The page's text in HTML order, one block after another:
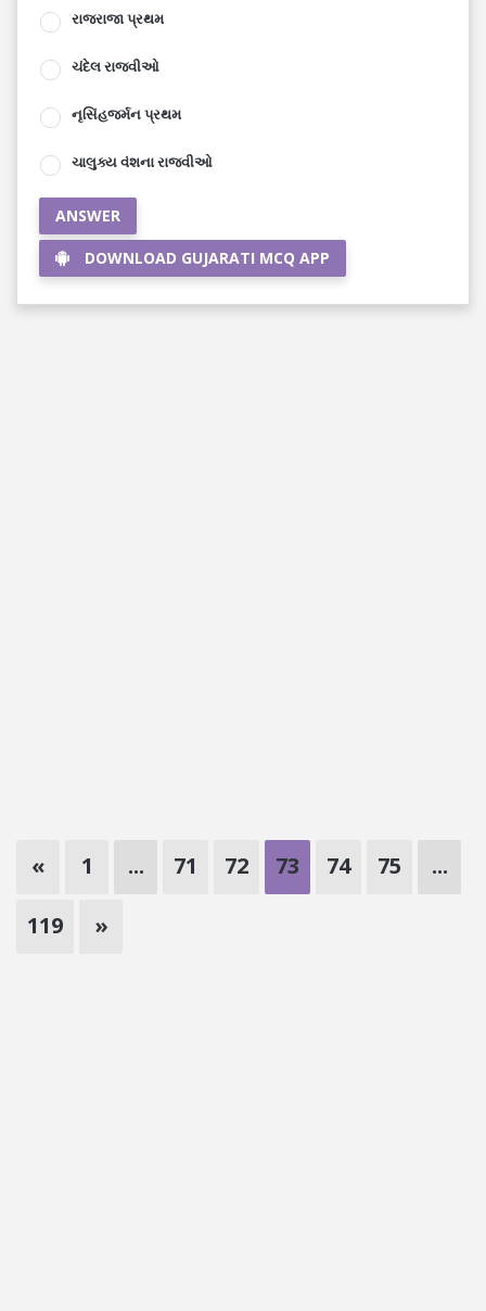
રાજરાજા પ્રથમ
ચંદેલ રાજવીઓ
નૃસિંહજર્મન પ્રથમ
ચાલુક્ય વંશના રાજવીઓ
ANSWER
DOWNLOAD GUJARATI MCQ APP
« 1 ... 71 72 73 74 75 ...
119 »